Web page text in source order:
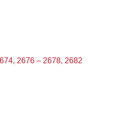
2676 – 2678, 2682